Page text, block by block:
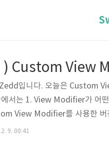
입니다. 오늘은 Custom
에서는 1. View Modifier가 어
View Modifier를 사용한 버
라는 프로토콜이 존재
9. 00:41